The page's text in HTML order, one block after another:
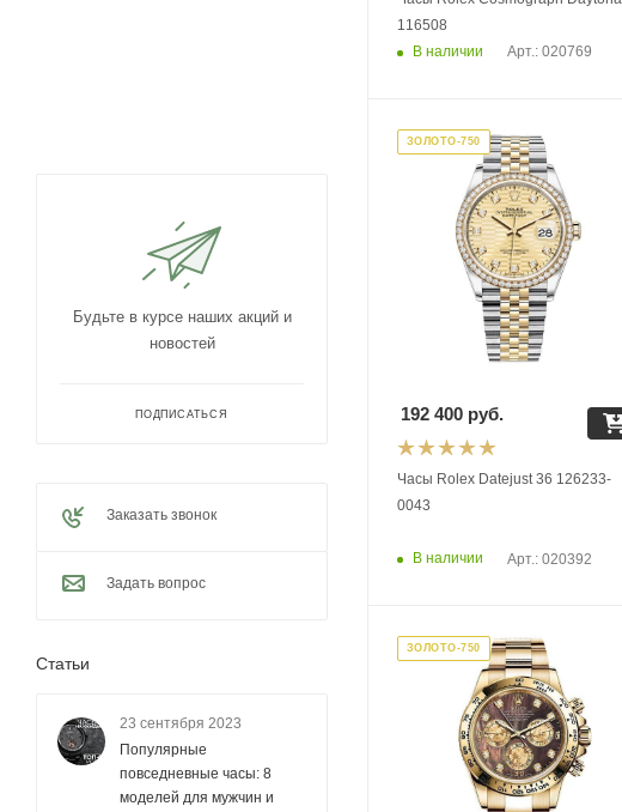
116508
В наличии
Арт.: 020769
ЗОЛОТО-750
Часы Rolex Datejust 36 126233-
0043
В наличии Арт.: 020392
192 400 руб.
ЗОЛОТО-750
Будьте в курсе наших акций и
новостей
ПОДПИСАТЬСЯ
Заказать звонок
Задать вопрос
Статьи
23 сентября 2023
Популярные
повседневные часы: 8
моделей для мужчин и